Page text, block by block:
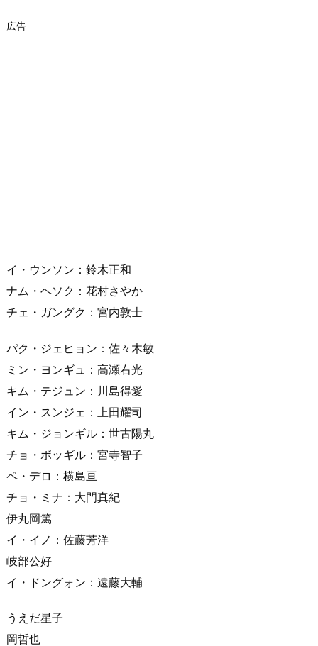
広告
イ・ウンソン：鈴木正和
ナム・ヘソク：花村さやか
チェ・ガングク：宮内敦士
パク・ジェヒョン：佐々木敏
ミン・ヨンギュ：高瀬右光
キム・テジュン：川島得愛
イン・スンジェ：上田耀司
キム・ジョンギル：世古陽丸
チョ・ボッギル：宮寺智子
ペ・デロ：横島亘
チョ・ミナ：大門真紀
伊丸岡篤
イ・イノ：佐藤芳洋
岐部公好
イ・ドングォン：遠藤大輔
うえだ星子
岡哲也